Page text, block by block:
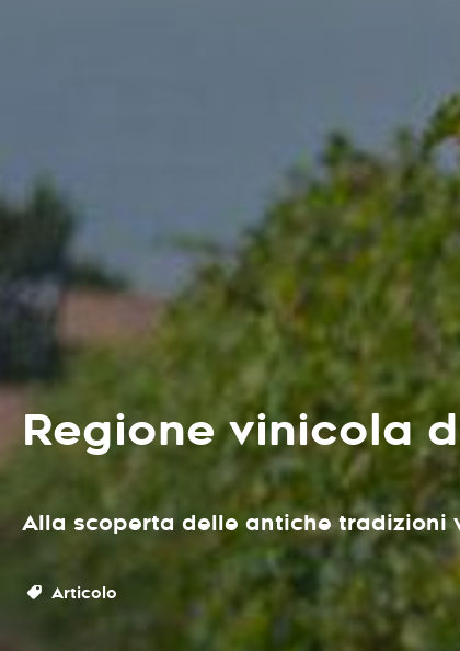
Regione vinicola
Alla scoperta delle antiche tradizioni
Articolo